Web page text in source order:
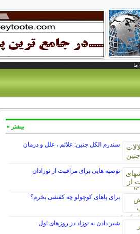
ما
سندرم الکل جنین: علائم ، علل و درمان
توصیه هایی برای مراقبت از نوزادان
برای پاهای کوچولو چه کفشی بخرم؟
شیر دادن به نوزاد در روزهای اول
بیشتر »